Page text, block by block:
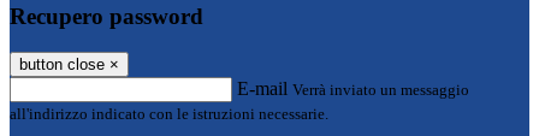
Recupero password
button close ×
E-mail Verrà inviato un messaggio
all'indirizzo indicato con le istruzioni necessarie.